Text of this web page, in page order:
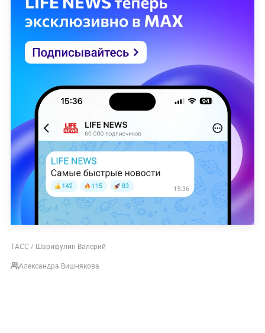
ТАСС / Шарифулин Валерий
Александра Вишнякова